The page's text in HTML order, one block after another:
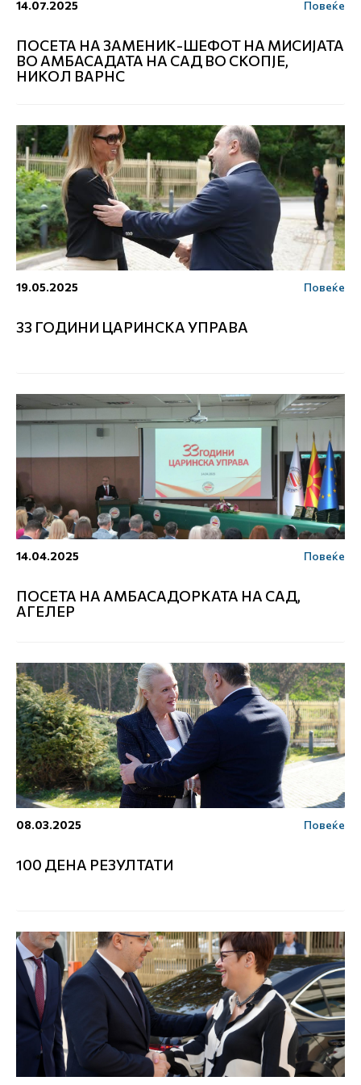
14.07.2025 Повеќе
ПОСЕТА НА ЗАМЕНИК-ШЕФОТ НА МИСИЈАТА
ВО АМБАСАДАТА НА САД ВО СКОПЈЕ,
НИКОЛ ВАРНС
19.05.2025 Повеќе
33 ГОДИНИ ЦАРИНСКА УПРАВА
14.04.2025 Повеќе
ПОСЕТА НА АМБАСАДОРКАТА НА САД,
АГЕЛЕР
08.03.2025 Повеќе
100 ДЕНА РЕЗУЛТАТИ